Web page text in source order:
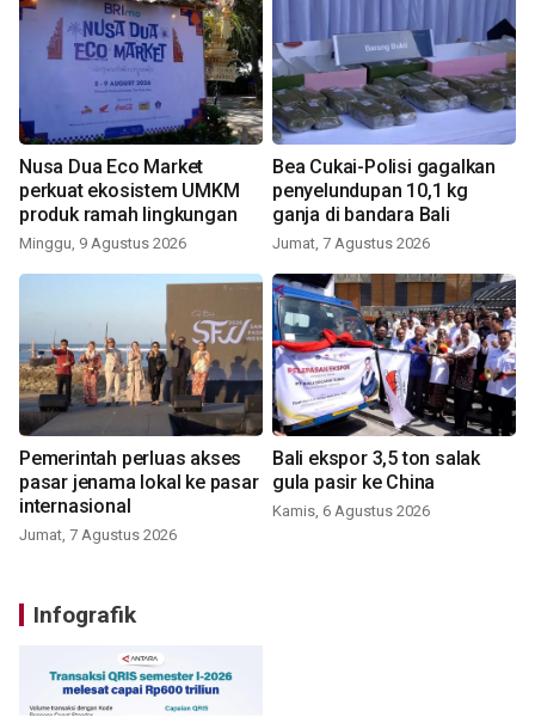
Nusa Dua Eco Market
perkuat ekosistem UMKM
produk ramah lingkungan
Minggu, 9 Agustus 2026
Bea Cukai-Polisi gagalkan
penyelundupan 10,1 kg
ganja di bandara Bali
Jumat, 7 Agustus 2026
Pemerintah perluas akses
pasar jenama lokal ke pasar
internasional
Jumat, 7 Agustus 2026
Bali ekspor 3,5 ton salak
gula pasir ke China
Kamis, 6 Agustus 2026
Infografik